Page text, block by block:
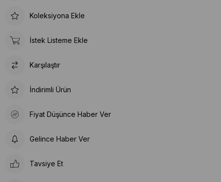
Koleksiyona Ekle
İstek Listeme Ekle
Karşılaştır
İndirimli Ürün
Fiyat Düşünce Haber Ver
Gelince Haber Ver
Tavsiye Et